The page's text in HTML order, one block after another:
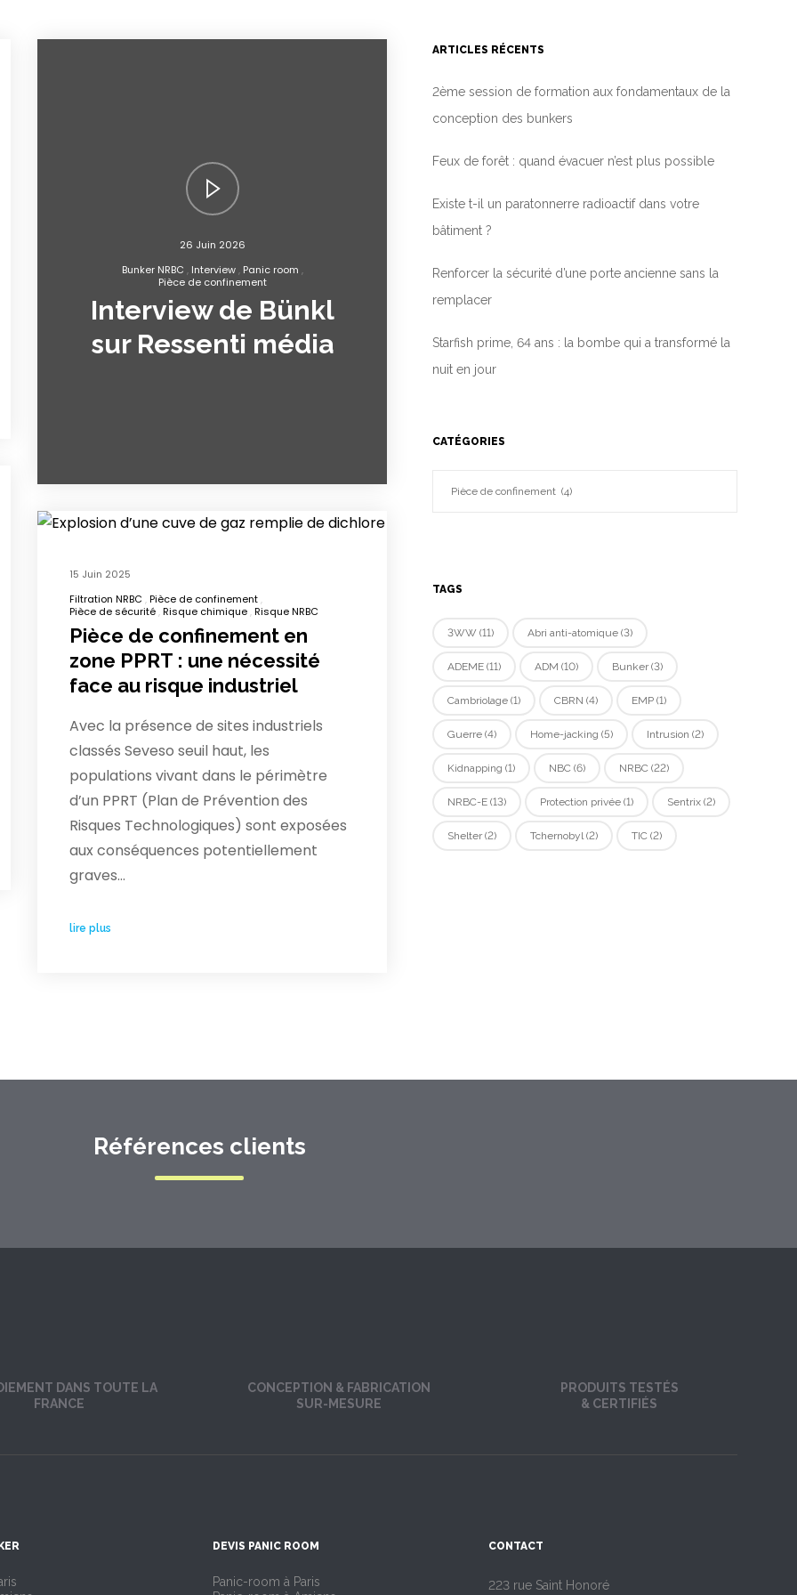
26 Juin 2026
Bunker NRBC
Interview Panic room
Pièce de confinement
Interview de Bünkl
sur Ressenti média
15 Juin 2025
Filtration NRBC Pièce de confinement
Pièce de sécurité Risque chimique Risque NRBC
Pièce de confinement en
zone PPRT : une nécessité
face au risque industriel
Avec la présence de sites industriels
classés Seveso seuil haut, les
populations vivant dans le périmètre
d’un PPRT (Plan de Prévention des
Risques Technologiques) sont exposées
aux conséquences potentiellement
graves…
lire plus
ARTICLES RÉCENTS
2ème session de formation aux fondamentaux de la
conception des bunkers
Feux de forêt : quand évacuer n’est plus possible
Existe t-il un paratonnerre radioactif dans votre
bâtiment ?
Renforcer la sécurité d’une porte ancienne sans la
remplacer
Starfish prime, 64 ans : la bombe qui a transformé la
nuit en jour
CATÉGORIES
TAGS
3WW(11) Abri anti-atomique(3)
ADEME(11) ADM (10) Bunker(3)
Cambriolage(1) CBRN (4) EMP(1)
Guerre(4) Home-jacking (5) Intrusion (2)
Kidnapping (1) NBC(6) NRBC(22)
NRBC-E(13) Protection privée(1) Sentrix(2)
Shelter(2) Tchernobyl(2) TIC(2)
Références clients
DANS TOUTE LA
FRANCE
CONCEPTION & FABRICATION
SUR-MESURE
PRODUITS TESTÉS
& CERTIFIÉS
DEVIS PANIC ROOM
Panic-room à Paris
CONTACT
223 rue Saint Honoré